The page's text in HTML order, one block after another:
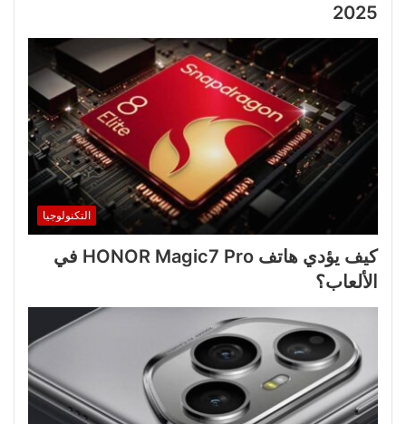
2025
التكنولوجيا
كيف يؤدي هاتف HONOR Magic7 Pro في
الألعاب؟